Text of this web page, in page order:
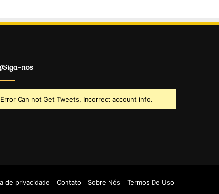
nos
Error Can not Get Tweets, Incorrect account info.
de privacidade Contato Sobre Nós Termos De Uso